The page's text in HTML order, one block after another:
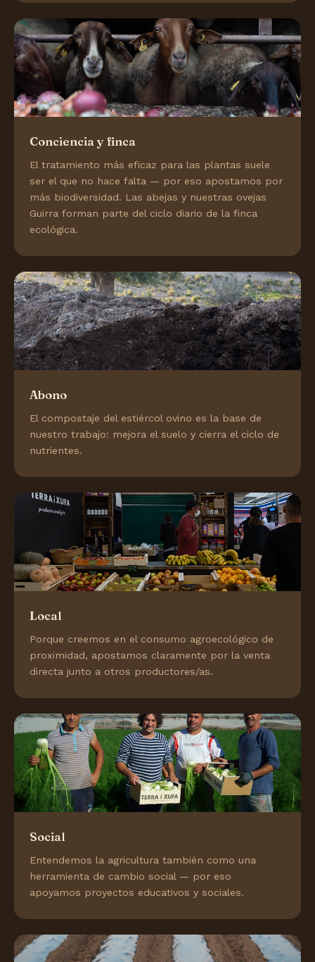
Conciencia y finca
El tratamiento más eficaz para las plantas suele
ser el que no hace falta — por eso apostamos por
más biodiversidad. Las abejas y nuestras ovejas
Guirra forman parte del ciclo diario de la finca
ecológica.
Abono
El compostaje del estiércol ovino es la base de
nuestro trabajo: mejora el suelo y cierra el ciclo de
nutrientes.
Local
Porque creemos en el consumo agroecológico de
proximidad, apostamos claramente por la venta
directa junto a otros productores/as.
Social
Entendemos la agricultura también como una
herramienta de cambio social — por eso
apoyamos proyectos educativos y sociales.